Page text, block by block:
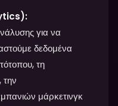
για να
δεδομένα
τη
μάρκετινγκ